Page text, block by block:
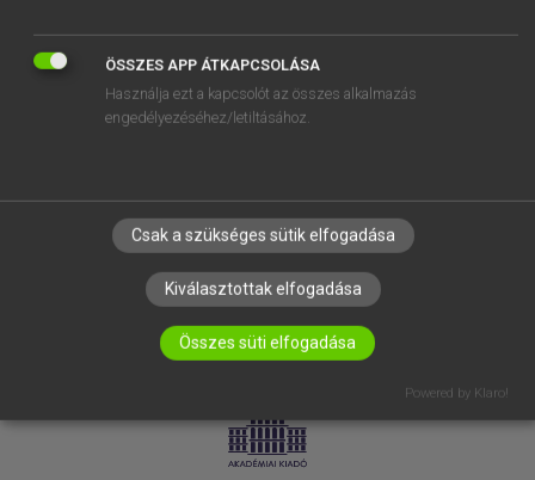
RÓLUNK
ELÉRHETŐSÉG
SÜTI BEÁLLÍTÁSOK
LICENCSZERZŐDÉS ADATVÉDELEM
ÖSSZES APP ÁTKAPCSOLÁSA
Használja ezt a kapcsolót az összes alkalmazás
engedélyezéséhez/letiltásához.
Csak a szükséges sütik elfogadása
Kiválasztottak elfogadása
Összes süti elfogadása
Powered by Klaro!